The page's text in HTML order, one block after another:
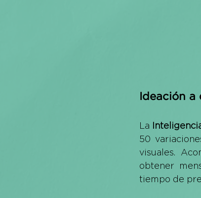
Ideación a
La
50
visuales.
obtener
tiempo de